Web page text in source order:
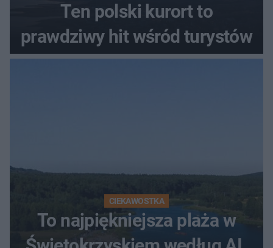
Ten polski kurort to
prawdziwy hit wśród turystów
CIEKAWOSTKA
To najpiękniejsza plaża w